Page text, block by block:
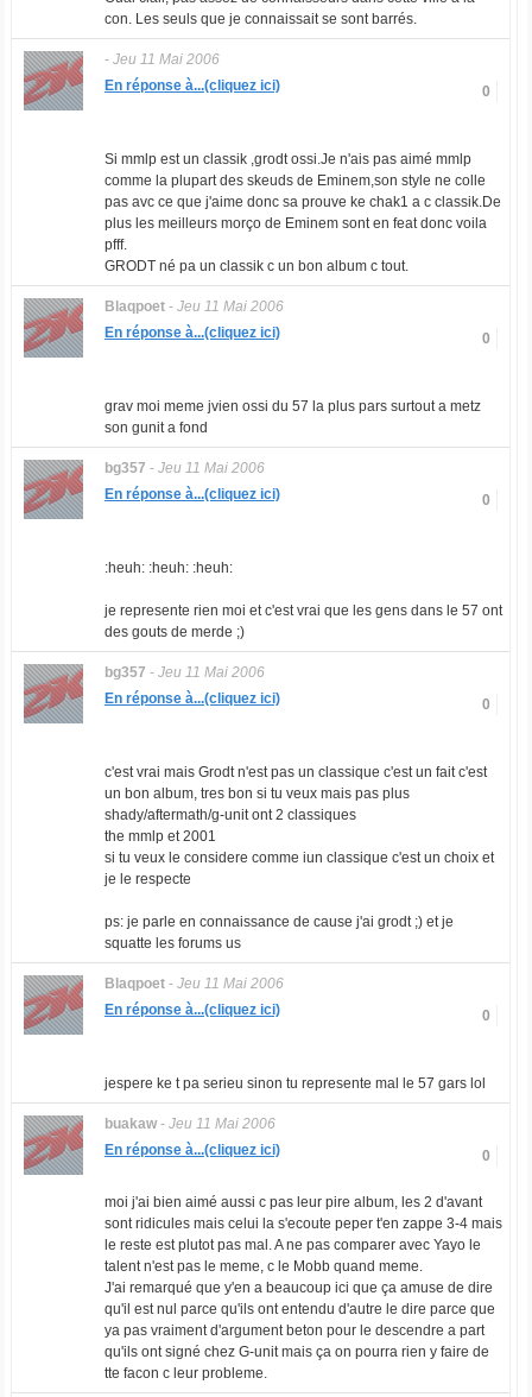
con. Les seuls que je connaissait se sont barrés.
- Jeu 11 Mai 2006
0
En réponse à...(cliquez ici)
Si mmlp est un classik ,grodt ossi.Je n'ais pas aimé mmlp
comme la plupart des skeuds de Eminem,son style ne colle
pas avc ce que j'aime donc sa prouve ke chak1 a c classik.De
plus les meilleurs morço de Eminem sont en feat donc voila
pfff.
GRODT né pa un classik c un bon album c tout.
Blaqpoet- Jeu 11 Mai 2006
0
En réponse à...(cliquez ici)
grav moi meme jvien ossi du 57 la plus pars surtout a metz
son gunit a fond
bg357 - Jeu 11 Mai 2006
0
En réponse à...(cliquez ici)
:heuh: :heuh: :heuh:
je represente rien moi et c'est vrai que les gens dans le 57 ont
des gouts de merde ;)
bg357 - Jeu 11 Mai 2006
0
En réponse à...(cliquez ici)
c'est vrai mais Grodt n'est pas un classique c'est un fait c'est
un bon album, tres bon si tu veux mais pas plus
shady/aftermath/g-unit ont 2 classiques
the mmlp et 2001
si tu veux le considere comme iun classique c'est un choix et
je le respecte
ps: je parle en connaissance de cause j'ai grodt ;) et je
squatte les forums us
Blaqpoet- Jeu 11 Mai 2006
0
En réponse à...(cliquez ici)
jespere ke t pa serieu sinon tu represente mal le 57 gars lol
buakaw- Jeu 11 Mai 2006
0
En réponse à...(cliquez ici)
moi j'ai bien aimé aussi c pas leur pire album, les 2 d'avant
sont ridicules mais celui la s'ecoute peper t'en zappe 3-4 mais
le reste est plutot pas mal. A ne pas comparer avec Yayo le
talent n'est pas le meme, c le Mobb quand meme.
J'ai remarqué que y'en a beaucoup ici que ça amuse de dire
qu'il est nul parce qu'ils ont entendu d'autre le dire parce que
ya pas vraiment d'argument beton pour le descendre a part
qu'ils ont signé chez G-unit mais ça on pourra rien y faire de
tte facon c leur probleme.